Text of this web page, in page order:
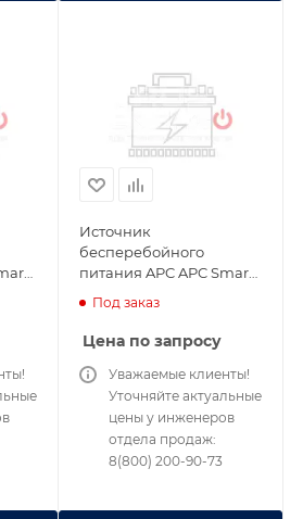
Источник
бесперебойного
питания APC APC Smart-
SURT5000XLJ для
сервера и сетей
Под заказ
Цена по запросу
Уважаемые клиенты!
Уточняйте актуальные
цены у инженеров
отдела продаж:
8(800) 200-90-73